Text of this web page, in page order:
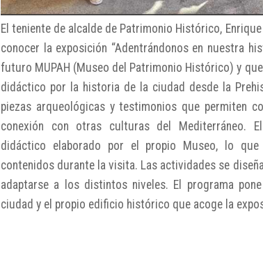
El teniente de alcalde de Patrimonio Histórico,
conocer la exposición “Adentrándonos en nuestra
futuro MUPAH (Museo del Patrimonio Histórico) y
didáctico por la historia de la ciudad desde la
piezas arqueológicas y testimonios que permiten
conexión con otras culturas del Mediterráneo.
didáctico elaborado por el propio Museo, lo
contenidos durante la visita. Las actividades se
adaptarse a los distintos niveles. El programa
ciudad y el propio edificio histórico que acoge la